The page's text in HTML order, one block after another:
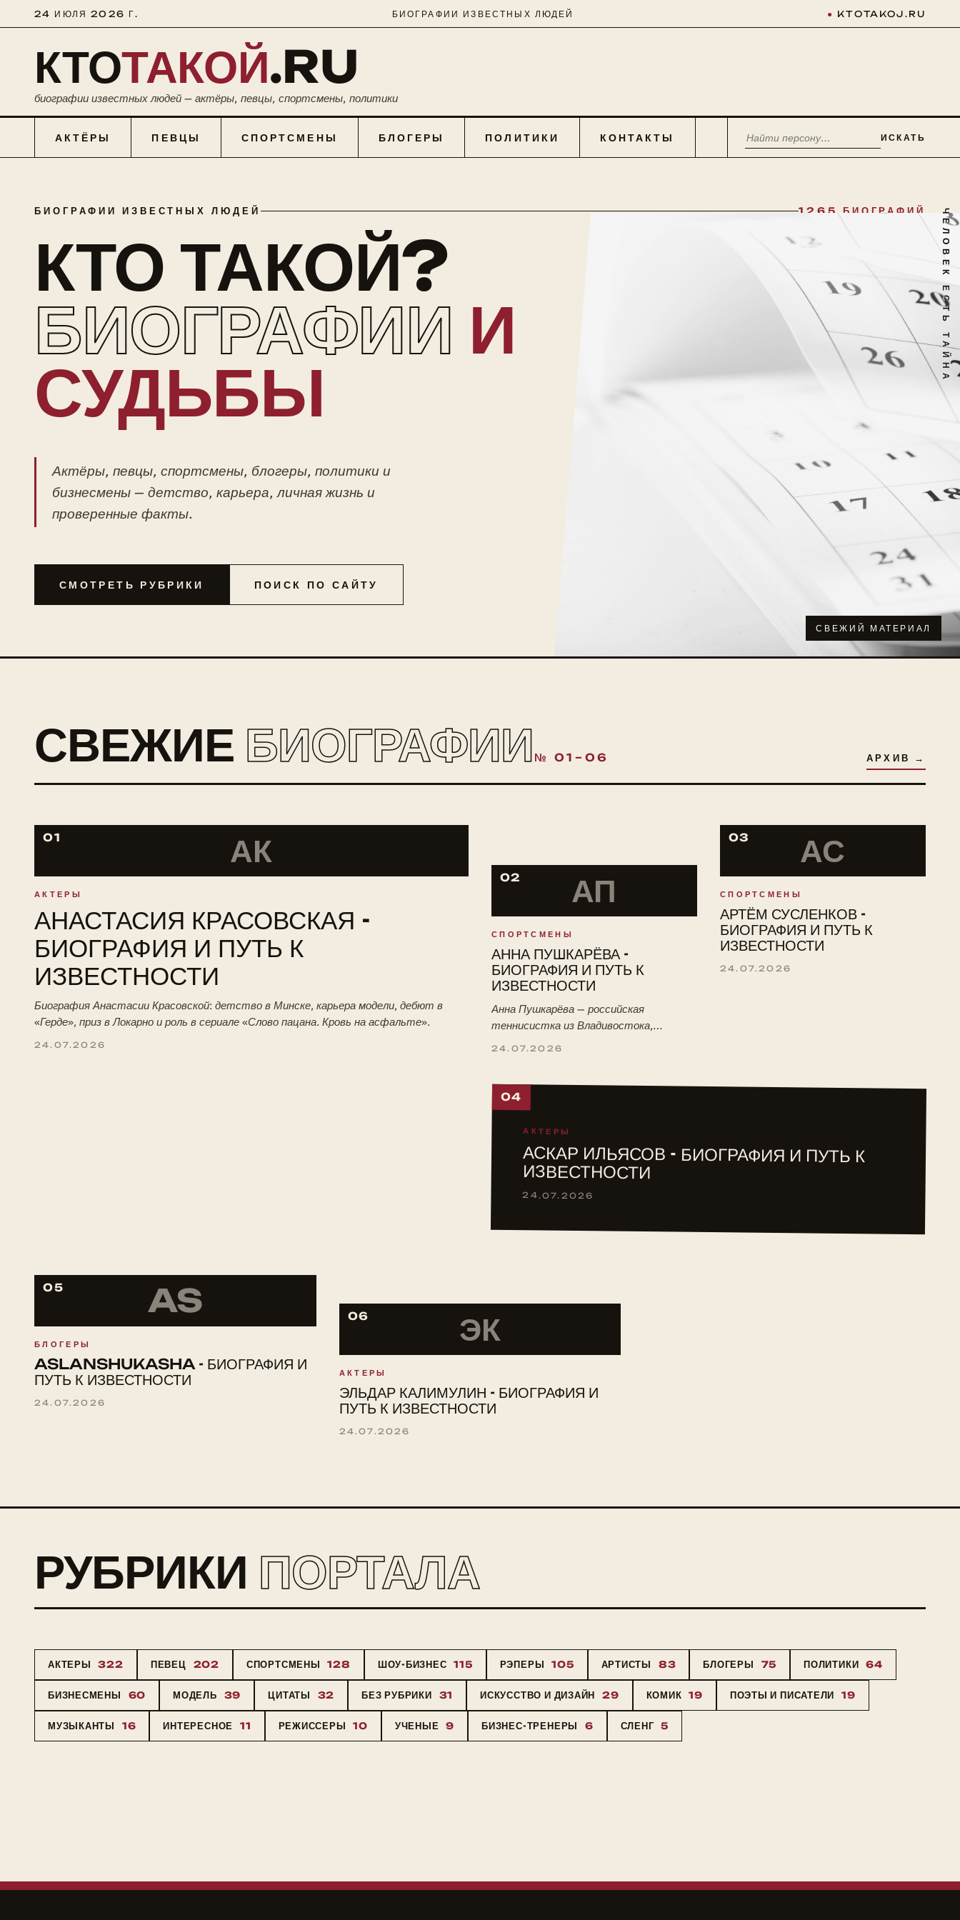
24 ИЮЛЯ 2026 Г. БИОГРАФИИ ИЗВЕСТНЫХ ЛЮДЕЙ ● KTOTAKOJ.RU
КТОТАКОЙ.RU
биографии известных людей — актёры, певцы, спортсмены, политики
АКТЁРЫ ПЕВЦЫ СПОРТСМЕНЫ БЛОГЕРЫ ПОЛИТИКИ КОНТАКТЫ ИСКАТЬ
БИОГРАФИИ ИЗВЕСТНЫХ ЛЮДЕЙ 1265 БИОГРАФИЙ
КТО ТАКОЙ?
БИОГРАФИИ И
СУДЬБЫ
Актёры, певцы, спортсмены, блогеры, политики и
бизнесмены — детство, карьера, личная жизнь и
проверенные факты.
СМОТРЕТЬ РУБРИКИ ПОИСК ПО САЙТУ
СВЕЖИЙ МАТЕРИАЛ
ЧЕЛОВЕК ЕСТЬ ТАЙНА
СВЕЖИЕ БИОГРАФИИ № 01–06 АРХИВ →
01 АК
АКТЕРЫ
АНАСТАСИЯ КРАСОВСКАЯ -
БИОГРАФИЯ И ПУТЬ К
ИЗВЕСТНОСТИ
Биография Анастасии Красовской: детство в Минске, карьера модели, дебют в
«Герде», приз в Локарно и роль в сериале «Слово пацана. Кровь на асфальте».
24.07.2026
02 АП
СПОРТСМЕНЫ
АННА ПУШКАРЁВА -
БИОГРАФИЯ И ПУТЬ К
ИЗВЕСТНОСТИ
Анна Пушкарёва — российская
теннисистка из Владивостока,
24.07.2026
03 АС
СПОРТСМЕНЫ
АРТЁМ СУСЛЕНКОВ -
БИОГРАФИЯ И ПУТЬ К
ИЗВЕСТНОСТИ
24.07.2026
04
АКТЕРЫ
АСКАР ИЛЬЯСОВ - БИОГРАФИЯ И ПУТЬ К
ИЗВЕСТНОСТИ
24.07.2026
05 AS
БЛОГЕРЫ
ASLANSHUKASHA - БИОГРАФИЯ И
ПУТЬ К ИЗВЕСТНОСТИ
24.07.2026
06 ЭК
АКТЕРЫ
ЭЛЬДАР КАЛИМУЛИН - БИОГРАФИЯ И
ПУТЬ К ИЗВЕСТНОСТИ
24.07.2026
РУБРИКИ ПОРТАЛА
АКТЕРЫ 322 ПЕВЕЦ 202 СПОРТСМЕНЫ 128 ШОУ-БИЗНЕС 115 РЭПЕРЫ 105 АРТИСТЫ 83 БЛОГЕРЫ 75 ПОЛИТИКИ 64
БИЗНЕСМЕНЫ 60 МОДЕЛЬ 39 ЦИТАТЫ 32 БЕЗ РУБРИКИ 31 ИСКУССТВО И ДИЗАЙН 29 КОМИК 19 ПОЭТЫ И ПИСАТЕЛИ 19
МУЗЫКАНТЫ 16 ИНТЕРЕСНОЕ 11 РЕЖИССЕРЫ 10 УЧЕНЫЕ 9 БИЗНЕС-ТРЕНЕРЫ 6 СЛЕНГ 5